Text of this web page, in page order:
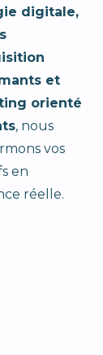
digitale,
et
orienté
, nous
vos
en
réelle.